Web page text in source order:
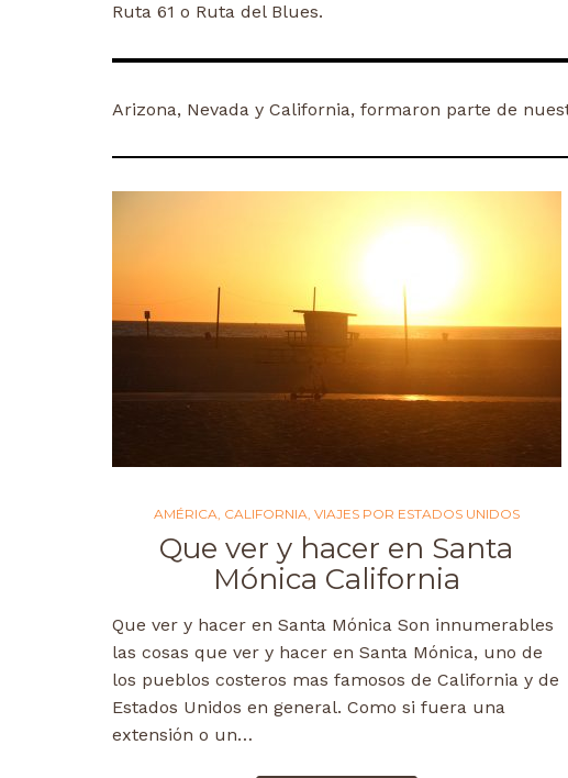
Ruta 61 o Ruta del Blues.
Arizona, Nevada y California, formaron parte de
AMÉRICA CALIFORNIA VIAJES POR ESTADOS UNIDOS
Que ver y hacer en Santa
Mónica California
Que ver y hacer en Santa Mónica Son innumerables
las cosas que ver y hacer en Santa Mónica, uno de
los pueblos costeros mas famosos de California y de
Estados Unidos en general. Como si fuera una
extensión o un…